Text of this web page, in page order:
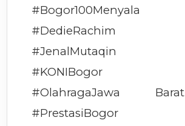
#Bogor100Menyala
#DedieRachim
#JenalMutaqin
#KONIBogor
#OlahragaJawa Barat
#PrestasiBogor